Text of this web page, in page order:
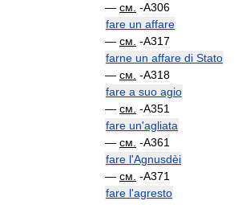
— см -A306
fare un affare
— см -A317
farne un affare di Stato
— см -A318
fare a suo agio
— см -A351
fare un'agliata
— см -A361
fare l'Agnusdèi
— см -A371
fare l'agresto